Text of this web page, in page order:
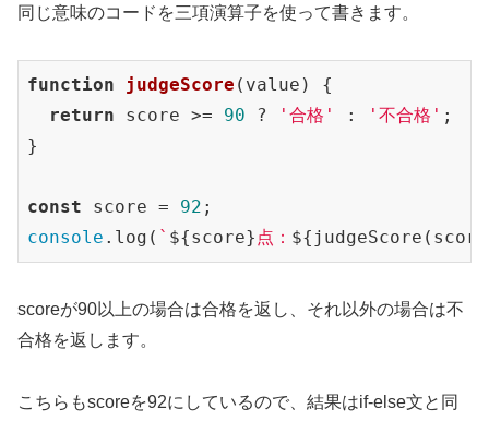
同じ意味のコードを三項演算子を使って書きます。
function judgeScore ( value ) {
return score >= 90 ? '合格' : '不合格' ;
}
const score = 92
console .log( ` ${score} 点：
scoreが90以上の場合は合格を返し、それ以外の場合は不
合格を返します。
こちらもscoreを92にしているので、結果はif-else文と同